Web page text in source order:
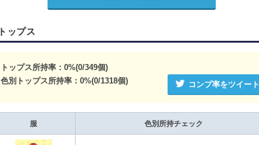
トップス
トップス所持率： 0%(0/349個)
色別トップス所持率： 0%(0/1318個) コンプ率をツイート
服 色別所持チェック